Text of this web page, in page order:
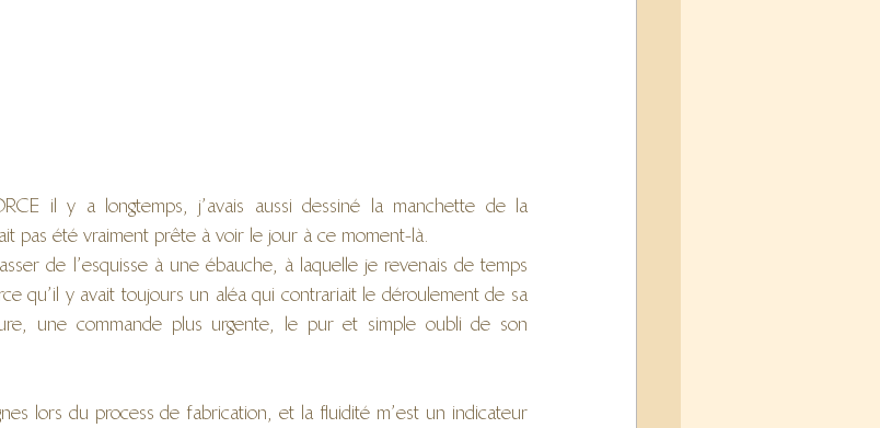
il y a longtemps, j’avais aussi dessiné la manchette de la
pas été vraiment prête à voir le jour à ce moment-là.
de l’esquisse à une ébauche, à laquelle je revenais de temps
qu’il y avait toujours un aléa qui contrariait le déroulement de sa
une commande plus urgente, le pur et simple oubli de son
lors du process de fabrication, et la fluidité m’est un indicateur